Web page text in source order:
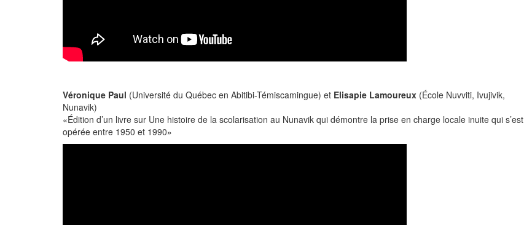
Véronique Paul (Université du Québec en Abitibi-Témiscamingue) et Elisapie Lamoureux (École Nuvviti, Ivujivik,
Nunavik)
«Édition d’un livre sur Une histoire de la scolarisation au Nunavik qui démontre la prise en charge locale inuite qui s’est
opérée entre 1950 et 1990»